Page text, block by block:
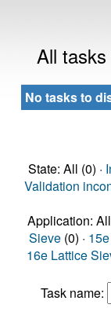
All
No tasks to
State: All (0) ·
Validation
Application: All
Sieve (0) ·
16e Lattice
Task name: